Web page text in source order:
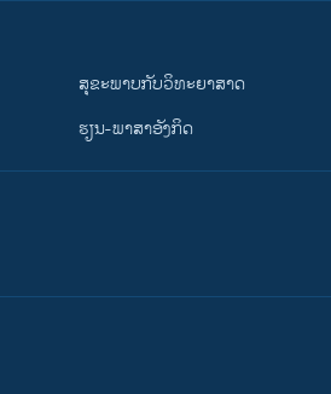
ສຸຂະພາບກັບວິທະຍາສາດ
ຮຽນ-ພາສາອັງກິດ